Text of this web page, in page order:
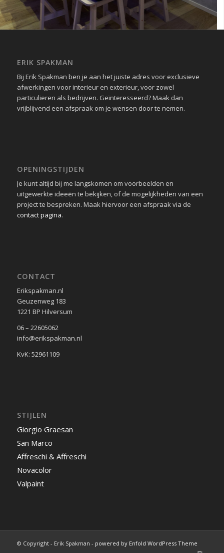
OPENINGSTIJDEN
project te bespreken. Maak hiervoor een afspraak via de
1221 BP Hilversum
06 – 22605062
info@erikspakman.nl
KvK: 52961109
San Marco
Affreschi & Affreschi
Novacolor
Valpaint
Disclaimer